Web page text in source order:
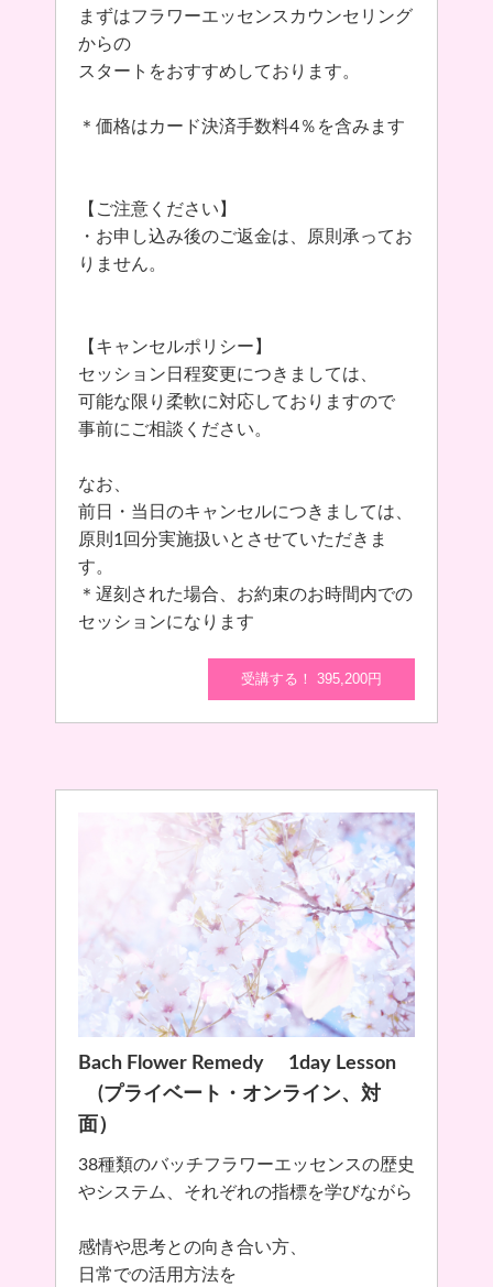
まずはフラワーエッセンスカウンセリング
からの
スタートをおすすめしております。
＊価格はカード決済手数料4％を含みます
【ご注意ください】
・お申し込み後のご返金は、原則承ってお
りません。
【キャンセルポリシー】
セッション日程変更につきましては、
可能な限り柔軟に対応しておりますので
事前にご相談ください。
なお、
前日・当日のキャンセルにつきましては、
原則1回分実施扱いとさせていただきま
す。
＊遅刻された場合、お約束のお時間内での
セッションになります
受講する！ 395,200円
Bach Flower Remedy 1day Lesson
(プライベート・オンライン、対
面）
38種類のバッチフラワーエッセンスの歴史
やシステム、それぞれの指標を学びながら
感情や思考との向き合い方、
日常での活用方法を